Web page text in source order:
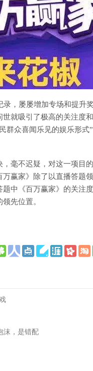
录，屡屡增加专场和提升
就吸引了极高的关注度
群众喜闻乐见的娱乐形
毫不迟疑，对这一项目
赢家》除了以直播答题
中《百万赢家》的关注
先位置。
沫，是错配